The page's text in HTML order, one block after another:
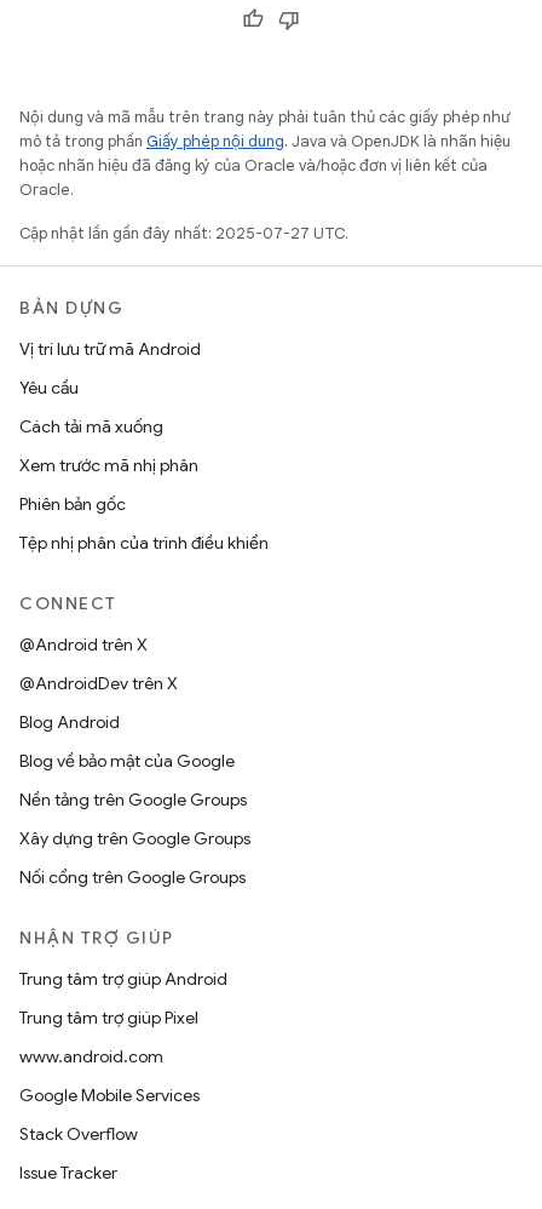
Nội dung và mã mẫu trên trang này phải tuân thủ các giấy phép như
mô tả trong phần Giấy phép nội dung. Java và OpenJDK là nhãn hiệu
hoặc nhãn hiệu đã đăng ký của Oracle và/hoặc đơn vị liên kết của
Oracle.
Cập nhật lần gần đây nhất: 2025-07-27 UTC.
BẢN DỰNG
Vị trí lưu trữ mã Android
Yêu cầu
Cách tải mã xuống
Xem trước mã nhị phân
Phiên bản gốc
Tệp nhị phân của trình điều khiển
CONNECT
@Android trên X
@AndroidDev trên X
Blog Android
Blog về bảo mật của Google
Nền tảng trên Google Groups
Xây dựng trên Google Groups
Nối cổng trên Google Groups
NHẬN TRỢ GIÚP
Trung tâm trợ giúp Android
Trung tâm trợ giúp Pixel
www.android.com
Google Mobile Services
Stack Overflow
Issue Tracker